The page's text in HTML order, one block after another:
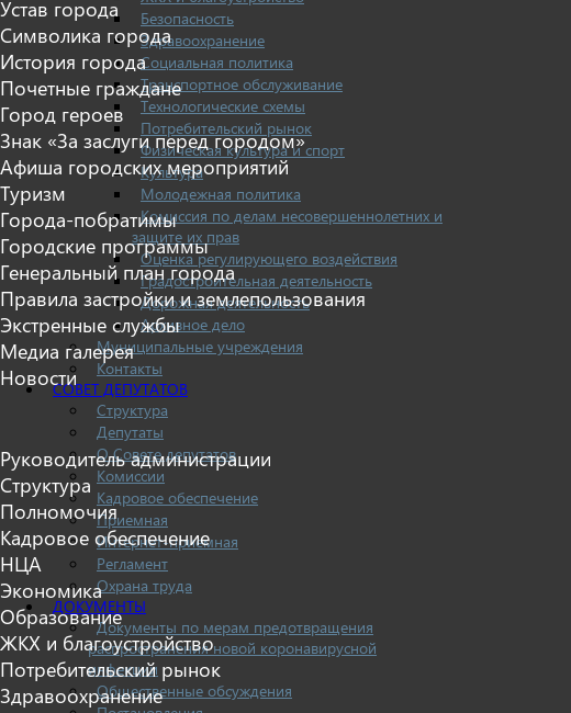
Безопасность
Здравоохранение
Социальная политика
Транспортное обслуживание
Технологические схемы
Потребительский рынок
Физическая культура и спорт
Культура
Молодежная политика
Комиссия по делам несовершеннолетних и
защите их прав
Оценка регулирующего воздействия
Градостроительная деятельность
Дорожная деятельность
Архивное дело
Муниципальные учреждения
Контакты
СОВЕТ ДЕПУТАТОВ
Структура
Депутаты
О Совете депутатов
Комиссии
Кадровое обеспечение
Приемная
Интернет-приемная
Регламент
Охрана труда
ДОКУМЕНТЫ
Документы по мерам предотвращения
распространения новой коронавирусной
инфекции
Общественные обсуждения
Устав города
Символика города
История города
Почетные граждане
Город героев
Знак «За заслуги перед городом»
Афиша городских мероприятий
Туризм
Города-побратимы
Городские программы
Генеральный план города
Правила застройки и землепользования
Экстренные службы
Медиа галерея
Новости
Руководитель администрации
Структура
Полномочия
Кадровое обеспечение
НЦА
Экономика
Образование
ЖКХ и благоустройство
Потребительский рынок
Здравоохранение